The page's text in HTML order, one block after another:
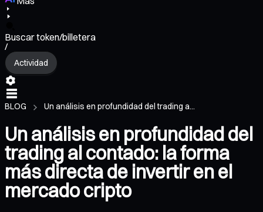
Buscar token/billetera
/
Actividad
BLOG Un análisis en profundidad del trading a...
Un análisis en profundidad del
trading al contado: la forma
más directa de invertir en el
mercado cripto